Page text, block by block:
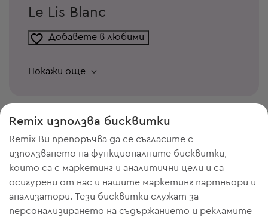
Le Lis Blanc
Добавете в любими
Покажи още
Remix използва бисквитки
Remix Ви препоръчва да се съгласите с
използването на функционалните бисквитки,
които са с маркетинг и аналитични цели и са
осигурени от нас и нашите маркетинг партньори и
анализатори. Тези бисквитки служат за
персонализирането на съдържанието и рекламите